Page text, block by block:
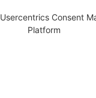
Usercentrics Consent
Platform